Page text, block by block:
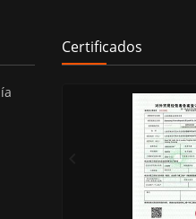
Certificados